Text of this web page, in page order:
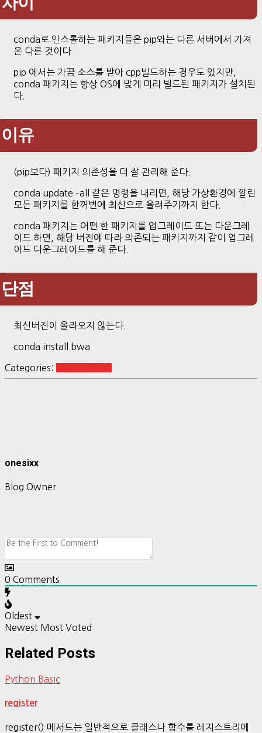
conda로 인스톨하는 패키지들은 pip와는 다른 서버에서 가져
온 다른 것이다
pip 에서는 가끔 소스를 받아 cpp빌드하는 경우도 있지만,
conda 패키지는 항상 OS에 맞게 미리 빌드된 패키지가 설치된
다.
이유
(pip보다) 패키지 의존성을 더 잘 관리해 준다.
conda update –all 같은 명령을 내리면, 해당 가상환경에 깔린
모든 패키지를 한꺼번에 최신으로 올려주기까지 한다.
conda 패키지는 어떤 한 패키지를 업그레이드 또는 다운그레
이드 하면, 해당 버전에 따라 의존되는 패키지까지 같이 업그레
이드 다운그레이드를 해 준다.
단점
최신버전이 올라오지 않는다.
conda install bwa
Categories:
onesixx
Blog Owner
0 Comments
Oldest
Newest Most Voted
Related Posts
Python Basic
register
register() 메서드는 일반적으로 클래스나 함수를 레지스트리에